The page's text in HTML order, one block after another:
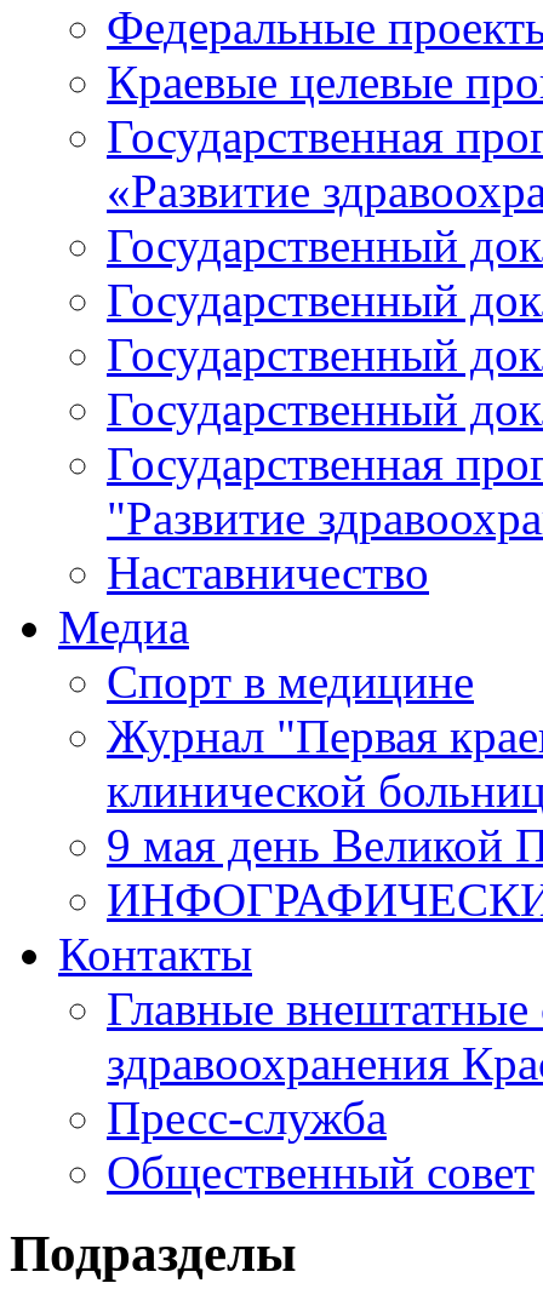
Федеральные
Краевые целевые
Государственная
«Развитие
Государственный
Государственный
Государственный
Государственный
Государственная
"Развитие
Наставничество
Медиа
Спорт в медицине
Журнал "Первая
клинической
9 мая день Великой
Контакты
Главные внештатные
здравоохранения
Пресс-служба
Общественный совет
Подразделы